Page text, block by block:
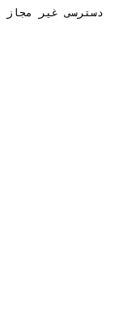
دسترسی غیر مجاز